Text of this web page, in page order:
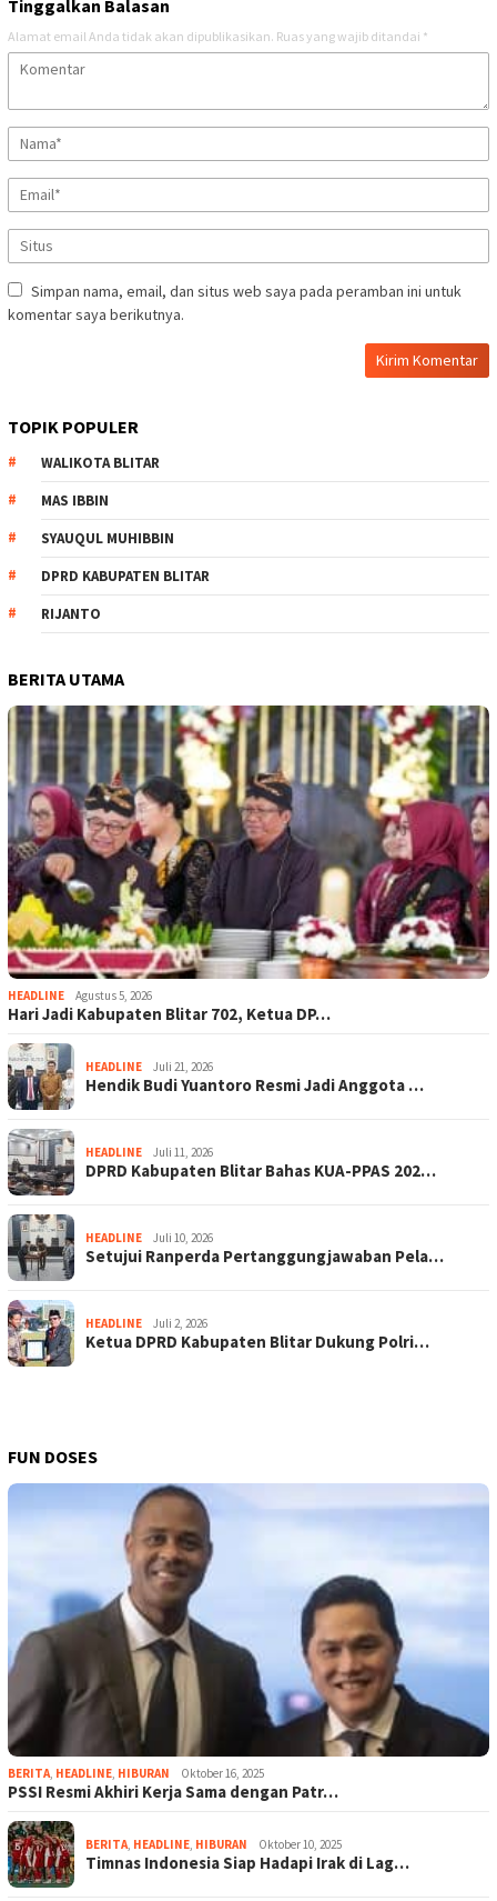
Tinggalkan Balasan
Alamat email Anda tidak akan dipublikasikan. Ruas yang wajib ditandai *
Simpan nama, email, dan situs web saya pada peramban ini untuk
komentar saya berikutnya.
TOPIK POPULER
WALIKOTA BLITAR
MAS IBBIN
SYAUQUL MUHIBBIN
DPRD KABUPATEN BLITAR
RIJANTO
BERITA UTAMA
HEADLINE Agustus 5, 2026
Hari Jadi Kabupaten Blitar 702, Ketua DP…
HEADLINE Juli 21, 2026
Hendik Budi Yuantoro Resmi Jadi Anggota …
HEADLINE Juli 11, 2026
DPRD Kabupaten Blitar Bahas KUA-PPAS 202…
HEADLINE Juli 10, 2026
Setujui Ranperda Pertanggungjawaban Pela…
HEADLINE Juli 2, 2026
Ketua DPRD Kabupaten Blitar Dukung Polri…
FUN DOSES
BERITA, HEADLINE, HIBURAN Oktober 16, 2025
PSSI Resmi Akhiri Kerja Sama dengan Patr…
BERITA, HEADLINE, HIBURAN Oktober 10, 2025
Timnas Indonesia Siap Hadapi Irak di Lag…